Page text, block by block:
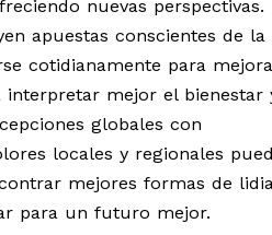
nuevas perspectivas.
apuestas conscientes de la
cotidianamente para
interpretar mejor el bienestar
globales con
locales y regionales
mejores formas de
para un futuro mejor.